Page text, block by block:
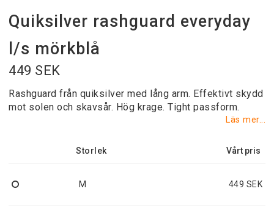
Quiksilver rashguard everyday
l/s mörkblå
449 SEK
Rashguard från quiksilver med lång arm. Effektivt skydd
mot solen och skavsår. Hög krage. Tight passform.
Läs mer...
Storlek
M 449 SEK